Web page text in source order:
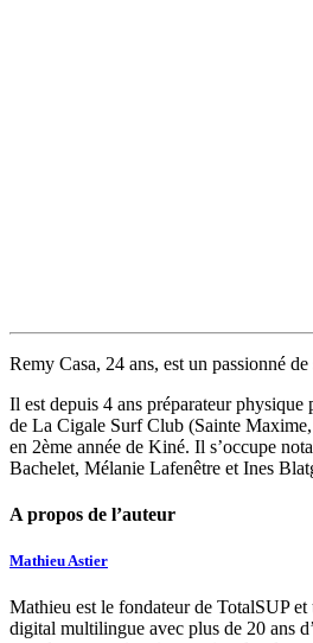
Remy Casa, 24 ans, est un passionné de
Il est depuis 4 ans préparateur
de La Cigale Surf Club (Sainte
en 2ème année de Kiné. Il s’occupe
Bachelet, Mélanie Lafenêtre et Ines
A propos de l’auteur
Mathieu Astier
Mathieu est le fondateur de TotalSUP
digital multilingue avec plus de 20 ans